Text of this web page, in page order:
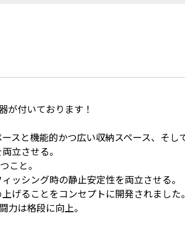
が付いております！
スと機能的かつ広い収納スペース、そし
立させる。
こと。
ッシング時の静止安定性を両立させる。
げることをコンセプトに開発されました。
は格段に向上。